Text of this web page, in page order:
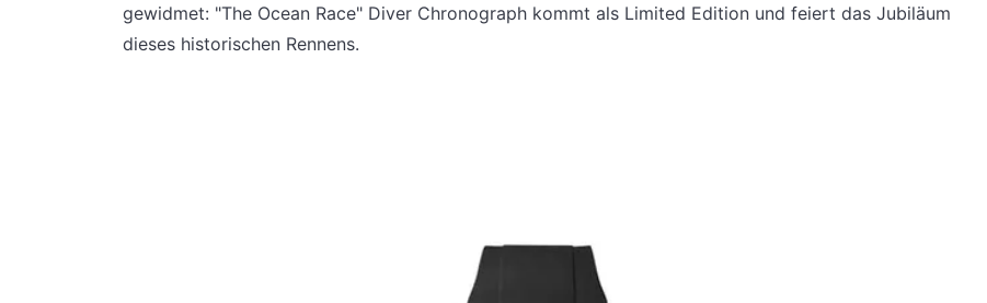
gewidmet: "The Ocean Race" Diver Chronograph kommt als Limited Edition und feiert das Jubiläum
dieses historischen Rennens.